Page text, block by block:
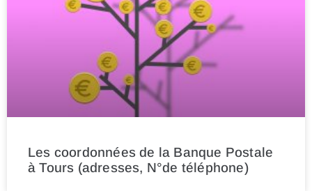
Les coordonnées de la Banque Postale
à Tours (adresses, N°de téléphone)